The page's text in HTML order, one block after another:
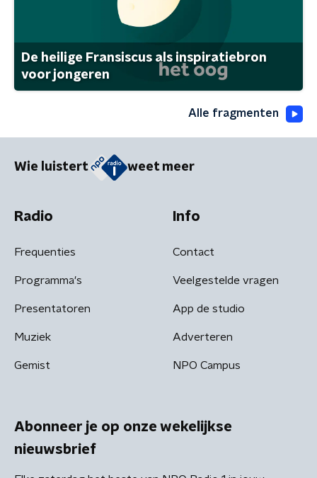
De heilige Fransiscus als inspiratiebron
voor jongeren
Alle fragmenten
Wie luistert weet meer
Radio
Frequenties
Programma's
Presentatoren
Muziek
Gemist
Info
Contact
Veelgestelde vragen
App de studio
Adverteren
NPO Campus
Abonneer je op onze wekelijkse
nieuwsbrief